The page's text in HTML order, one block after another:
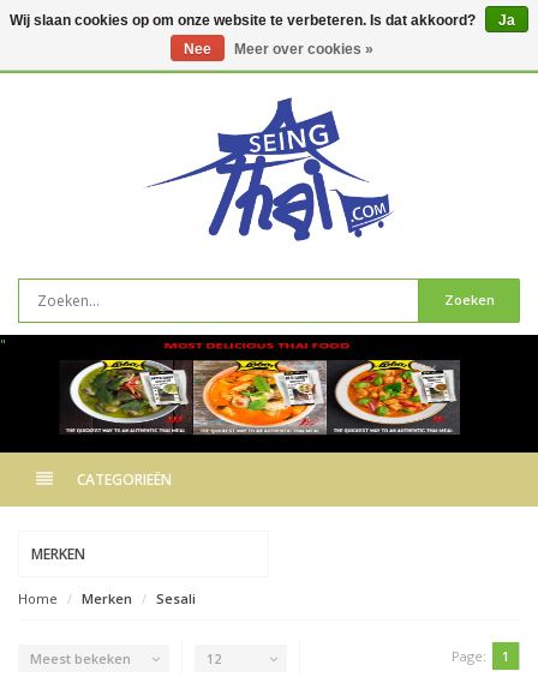
Zoeken
"
CATEGORIEËN
MERKEN
Home Merken Sesali
Meest bekeken 12 Page: 1
Wij slaan cookies op om onze website te verbeteren. Is dat akkoord?
Ja
Nee
Meer over cookies »